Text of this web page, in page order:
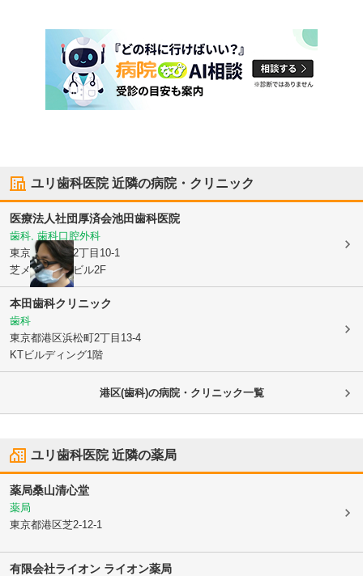
ユリ歯科医院近隣の病院・クリニック
医療法人社団厚済会池田歯科医院
歯科, 歯科口腔外科
東京都港区芝2丁目10-1
芝メディックビル2F
本田歯科クリニック
歯科
東京都港区浜松町2丁目13-4
KTビルディング1階
港区(歯科)の病院・クリニック一覧
ユリ歯科医院近隣の薬局
薬局桑山清心堂
薬局
東京都港区芝2-12-1
有限会社ライオン ライオン薬局